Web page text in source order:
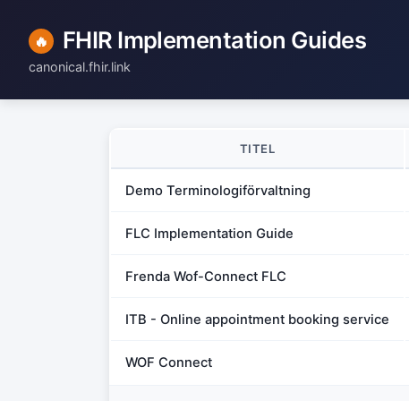
FHIR Implementation Guides
canonical.fhir.link
TITEL
Demo Terminologiförvaltning
FLC Implementation Guide
Frenda Wof-Connect FLC
ITB - Online appointment booking service
WOF Connect